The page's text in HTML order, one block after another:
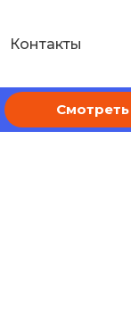
Контакты